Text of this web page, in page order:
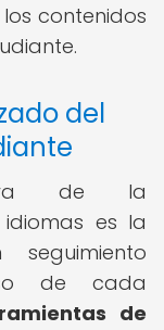
contenidos
del
de la
es la
de cada
de